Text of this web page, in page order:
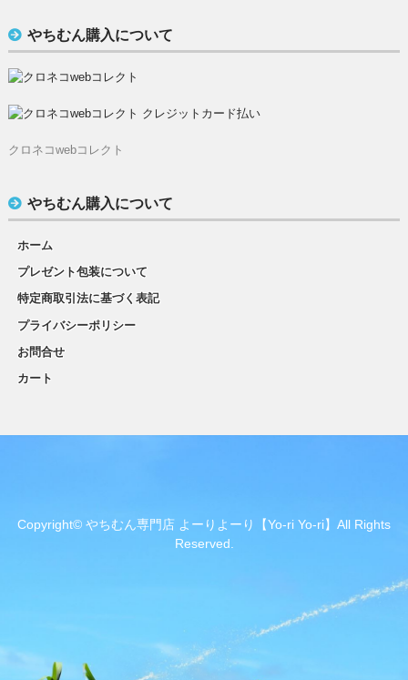
やちむん購入について
クロネコwebコレクト
やちむん購入について
ホーム
プレゼント包装について
特定商取引法に基づく表記
プライバシーポリシー
お問合せ
カート
Copyright© やちむん専門店 よーりよーり【Yo-ri Yo-ri】All Rights
Reserved.